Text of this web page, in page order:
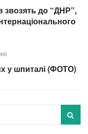
звозять до “ДНР”,
у шпиталі (ФОТО)